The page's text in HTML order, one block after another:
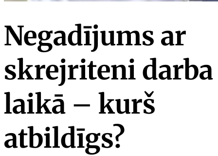
Negadījums ar
skrejriteni darba
laikā – kurš
atbildīgs?